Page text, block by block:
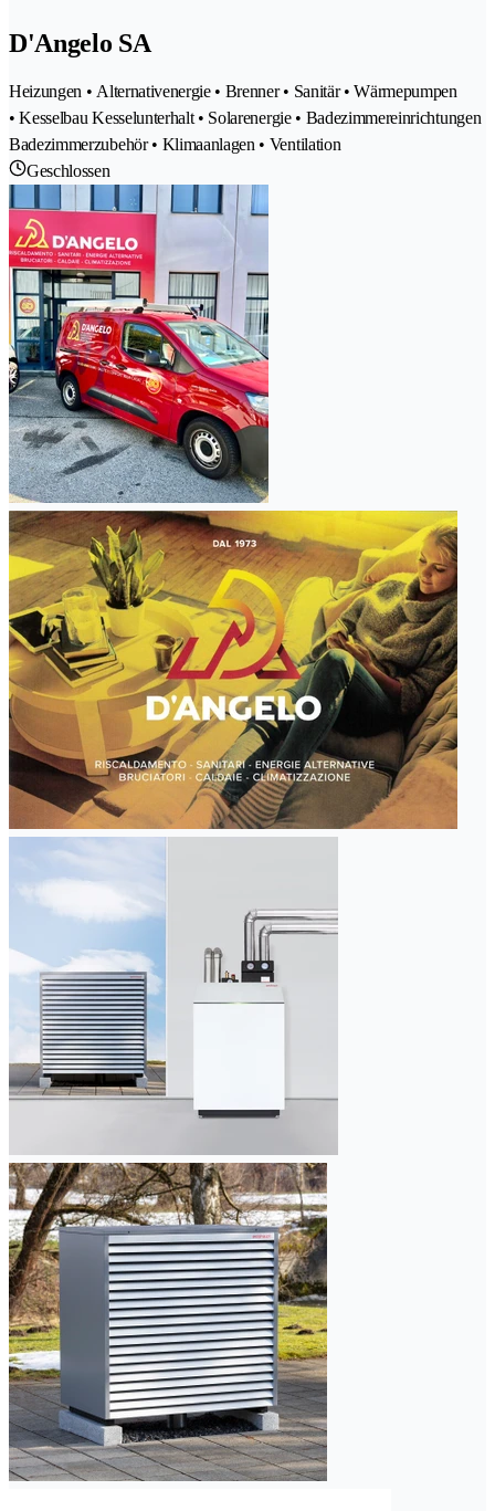
D'Angelo SA
Heizungen • Alternativenergie • Brenner • Sanitär • Wärmepumpen
• Kesselbau Kesselunterhalt • Solarenergie • Badezimmereinrichtungen
Badezimmerzubehör • Klimaanlagen • Ventilation
Geschlossen